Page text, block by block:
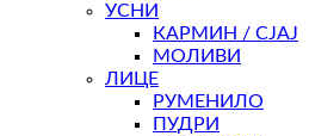
УСНИ
КАРМИН / СЈАЈ
МОЛИВИ
ЛИЦЕ
РУМЕНИЛО
ПУДРИ